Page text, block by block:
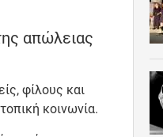
απώλειας
φίλους και
κοινωνία.